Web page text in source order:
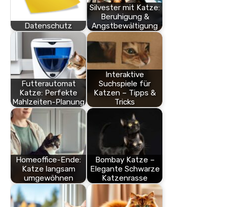
Datenschutz
Silvester mit Katze:
Beruhigung &
Angstbewältigung
Futterautomat
Katze: Perfekte
Mahlzeiten-Planung
Interaktive
Suchspiele für
Katzen – Tipps &
Tricks
Homeoffice-Ende:
Katze langsam
umgewöhnen
Bombay Katze –
Elegante Schwarze
Katzenrasse